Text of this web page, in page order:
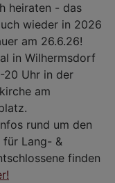
heiraten - das
wieder in 2026
am 26.6.26!
in Wilhermsdorf
20 Uhr in der
am
rund um den
für Lang- &
finden